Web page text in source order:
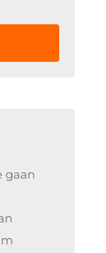
gaan